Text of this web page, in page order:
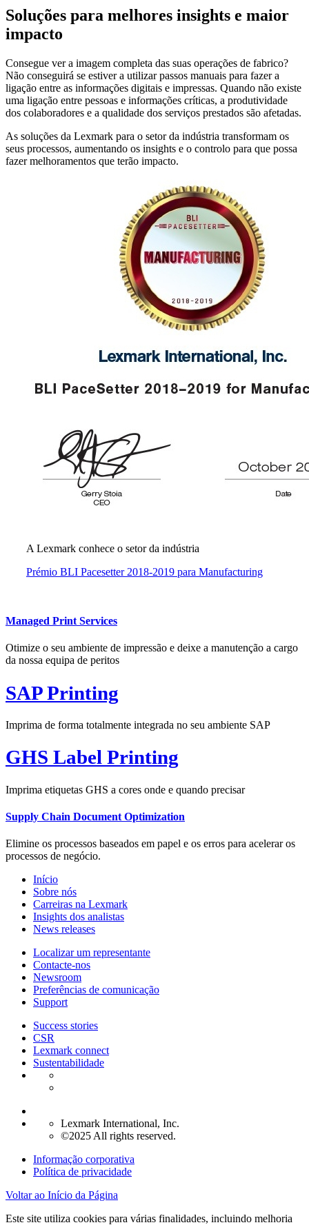
Soluções para melhores insights e maior
impacto
Consegue ver a imagem completa das suas operações de fabrico?
Não conseguirá se estiver a utilizar passos manuais para fazer a
ligação entre as informações digitais e impressas. Quando não existe
uma ligação entre pessoas e informações críticas, a produtividade
dos colaboradores e a qualidade dos serviços prestados são afetadas.
As soluções da Lexmark para o setor da indústria transformam os
seus processos, aumentando os insights e o controlo para que possa
fazer melhoramentos que terão impacto.
A Lexmark conhece o setor da indústria
Prémio BLI Pacesetter 2018-2019 para Manufacturing
Managed Print Services
Otimize o seu ambiente de impressão e deixe a manutenção a cargo
da nossa equipa de peritos
SAP Printing
Imprima de forma totalmente integrada no seu ambiente SAP
GHS Label Printing
Imprima etiquetas GHS a cores onde e quando precisar
Supply Chain Document Optimization
Elimine os processos baseados em papel e os erros para acelerar os
processos de negócio.
Início
Sobre nós
Carreiras na Lexmark
Insights dos analistas
News releases
Localizar um representante
Contacte-nos
Newsroom
Preferências de comunicação
Support
Success stories
CSR
Lexmark connect
Sustentabilidade
Lexmark International, Inc.
©2025 All rights reserved.
Informação corporativa
Política de privacidade
Voltar ao Início da Página
Este site utiliza cookies para várias finalidades, incluindo melhoria